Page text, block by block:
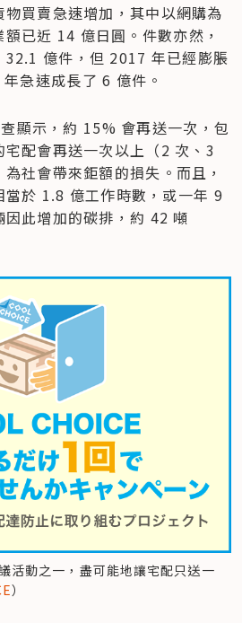
買賣急速增加，其中以網購為
已近 14 億日圓。件數亦然，
億件，但 2017 年已經膨脹
急速成長了 6 億件。
顯示，約 15% 會再送一次，包
配會再送一次以上（2 次、3
社會帶來鉅額的損失。而且，
當於 1.8 億工作時數，或一年 9
此增加的碳排，約 42 噸
活動之一，盡可能地讓宅配只送一
）